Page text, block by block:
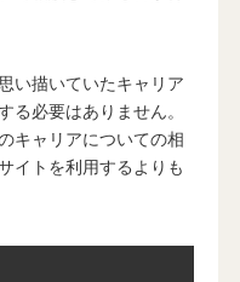
い描いていたキャリア
る必要はありません。
キャリアについての相
イトを利用するよりも